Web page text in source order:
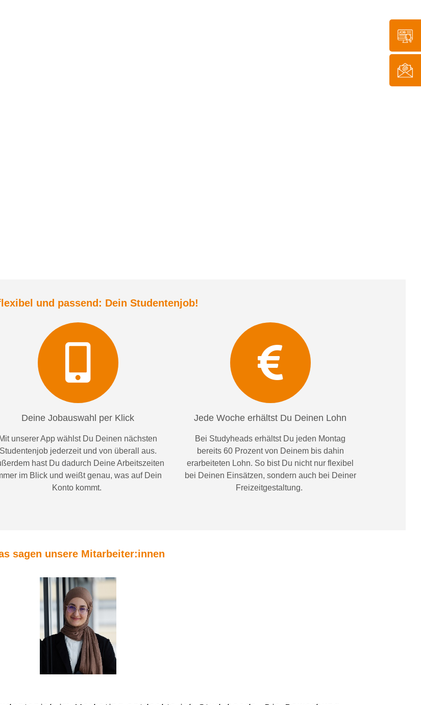
und passend: Dein Studentenjob!
Deine Jobauswahl per Klick
Mit unserer App wählst Du Deinen nächsten
Studentenjob jederzeit und von überall aus.
hast Du dadurch Deine Arbeitszeiten
mer imBlick und weißtgenau, was auf Dein
Konto kommt.
Jede Woche erhältst Du Deinen Lohn
Bei Studyheads erhältst Du jeden Montag
bereits 60 Prozent von Deinem bis dahin
erarbeiteten Lohn. So bist Du nicht nur flexibel
bei Deinen Einsätzen, sondern auch bei Deiner
Freizeitgestaltung.
sagen unsere Mitarbeiter:innen